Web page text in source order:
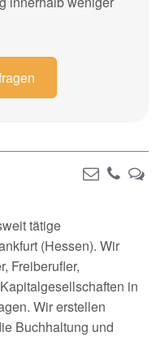
tätige
(Hessen). Wir
Freiberufler,
in
Wir erstellen
Buchhaltung und